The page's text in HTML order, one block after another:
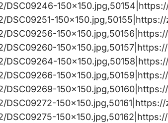
DSC09246-
DSC09251-
DSC09256-
DSC09260-
DSC09264-
DSC09266-
DSC09269-
DSC09272-
DSC09275-